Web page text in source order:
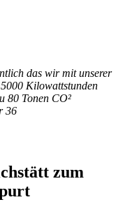
das wir mit unserer
Kilowattstunden
80 Tonen CO²
36
zum